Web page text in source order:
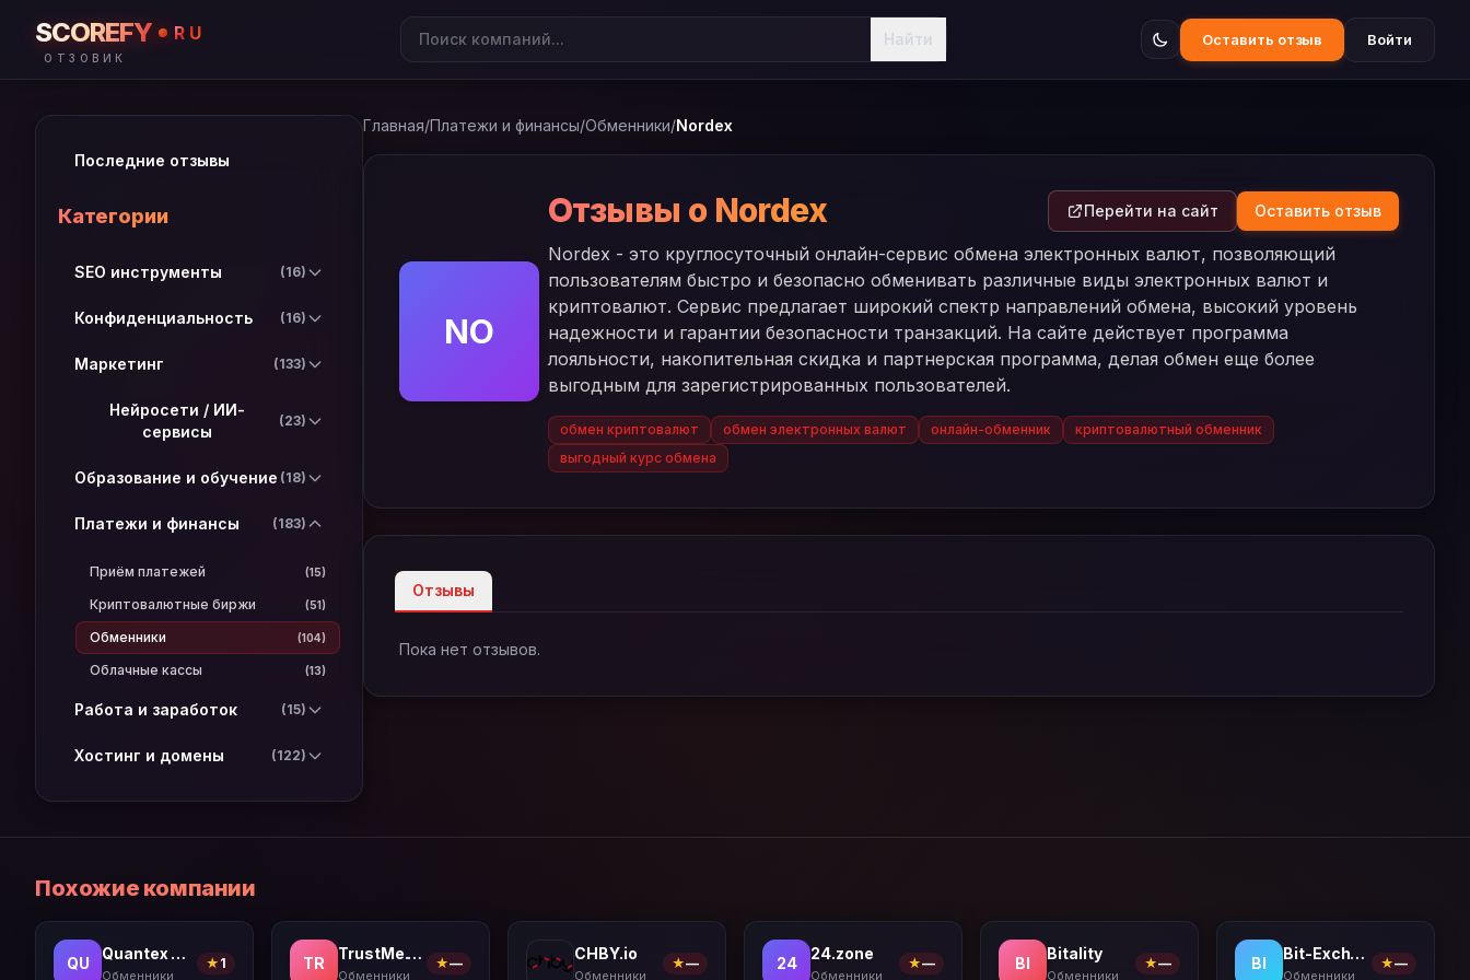
SCOREFY RU
ОТЗОВИК
Найти Оставить отзыв Войти
Последние отзывы
Категории
SEO инструменты (16)
Конфиденциальность (16)
Маркетинг (133)
Нейросети / ИИ-
сервисы
(23)
Образование и обучение (18)
Платежи и финансы (183)
Приём платежей (15)
Криптовалютные биржи (51)
Обменники (104)
Облачные кассы (13)
Работа и заработок (15)
Хостинг и домены (122)
Главная/Платежи и финансы/Обменники/Nordex
NO
Отзывы о Nordex Перейти на сайт Оставить отзыв
Nordex - это круглосуточный онлайн-сервис обмена электронных валют, позволяющий
пользователям быстро и безопасно обменивать различные виды электронных валют и
криптовалют. Сервис предлагает широкий спектр направлений обмена, высокий уровень
надежности и гарантии безопасности транзакций. На сайте действует программа
лояльности, накопительная скидка и партнерская программа, делая обмен еще более
выгодным для зарегистрированных пользователей.
обмен криптовалют обмен электронных валют онлайн-обменник
криптовалютный обменник
выгодный курс обмена
Отзывы
Пока нет отзывов.
Похожие компании
QU
Quantex Pro
Обменники
★ 1 TR
TrustMe.Cash
Обменники
★—
CHBY.io
Обменники
★— 24
24.zone
Обменники
★— BI
Bitality
Обменники
★— BI
Bit-Exchange
Обменники
★—